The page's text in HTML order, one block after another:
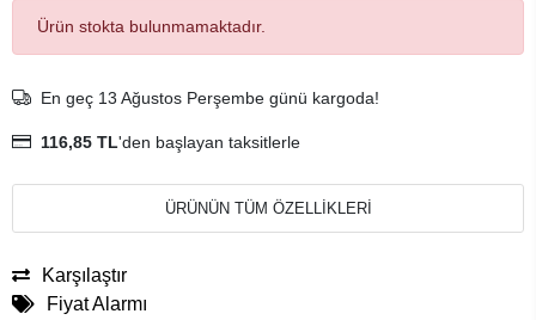
Ürün stokta bulunmamaktadır.
En geç 13 Ağustos Perşembe günü kargoda!
116,85 TL'den başlayan taksitlerle
ÜRÜNÜN TÜM ÖZELLİKLERİ
Karşılaştır
Fiyat Alarmı